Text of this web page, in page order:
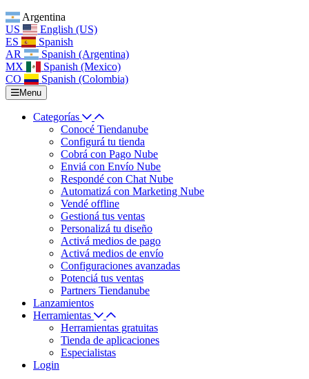
Argentina
US
English (US)
ES
Spanish
AR
Spanish (Argentina)
MX
Spanish (Mexico)
CO
Spanish (Colombia)
Menu
Categorías
Conocé Tiendanube
Configurá tu tienda
Cobrá con Pago Nube
Enviá con Envío Nube
Respondé con Chat Nube
Automatizá con Marketing Nube
Vendé offline
Gestioná tus ventas
Personalizá tu diseño
Activá medios de pago
Activá medios de envío
Configuraciones avanzadas
Potenciá tus ventas
Partners Tiendanube
Lanzamientos
Herramientas
Herramientas gratuitas
Tienda de aplicaciones
Especialistas
Login